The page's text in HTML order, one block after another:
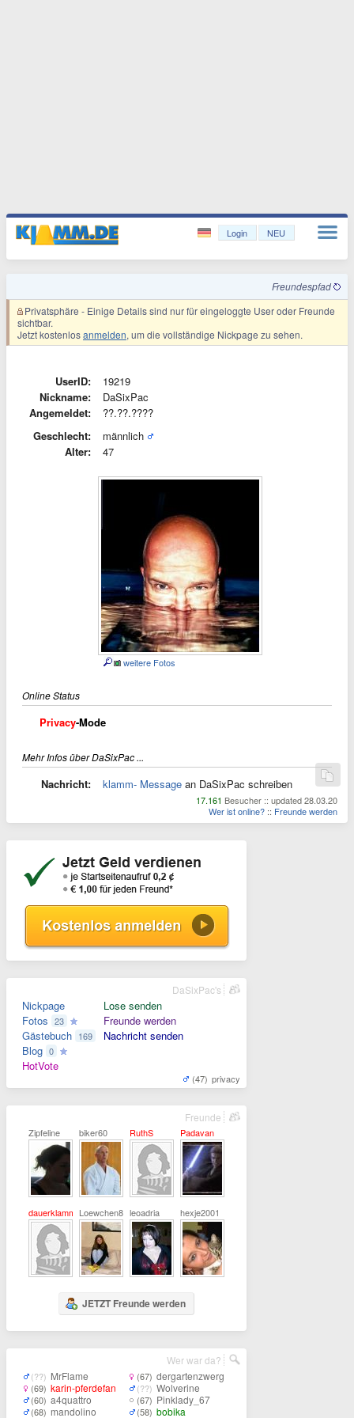
Login NEU
Freundespfad
Privatsphäre - Einige Details sind nur für eingeloggte User oder Freunde
sichtbar.
Jetzt kostenlosanmelden, um die vollständige Nickpage zu sehen.
UserID:
19219
Nickname:
DaSixPac
Angemeldet:
??.??.????
Geschlecht:
männlich
Alter:
47
weitere Fotos
Online Status
Privacy-Mode
Mehr Infos über DaSixPac ...
Nachricht: klamm- Message an DaSixPac schreiben
17.161 Besucher :: updated 28.03.20
Wer ist online? :: Freunde werden
Nickpage
Fotos 23
Gästebuch 169
Blog 0
HotVote
Lose senden
Freunde werden
Nachricht senden
(47) privacy
DaSixPac's
Zipfeline biker60 RuthS Padavan
dauerklamm Loewchen80 leoadria hexje2001
JETZT Freunde werden
Freunde
(??) MrFlame
(69) karin-pferdefan
(60) a4quattro
(68) mandolino
(67) dergartenzwerg
(??) Wolverine
(67) Pinklady_67
(58) bobika
Wer war da?